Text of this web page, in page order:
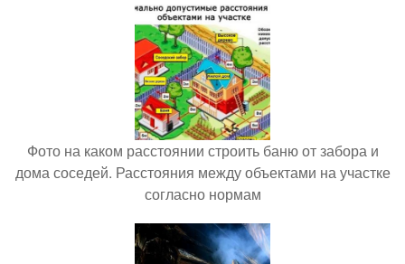
Фото на каком расстоянии строить баню от забора и
дома соседей. Расстояния между объектами на участке
согласно нормам